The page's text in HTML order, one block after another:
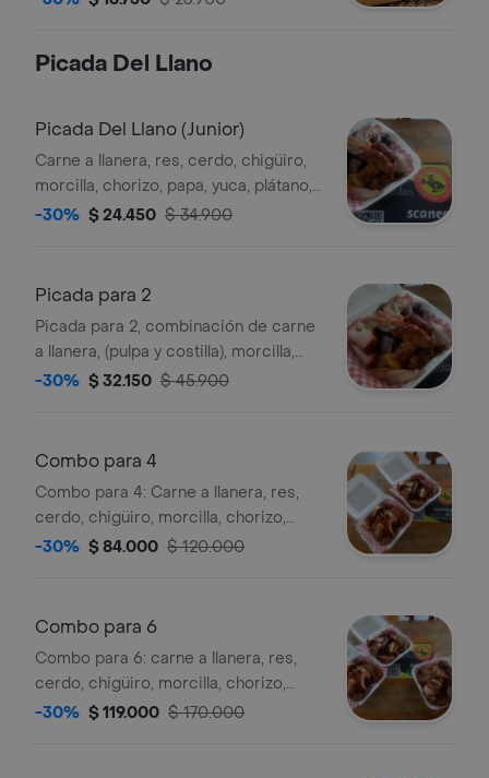
Picada Del Llano
Picada Del Llano (Junior)
Carne a llanera, res, cerdo, chigüiro,
morcilla, chorizo, papa, yuca, plátano,
guacamole .
-30% $ 24.450 $ 34.900
Picada para 2
Picada para 2, combinación de carne
a llanera, (pulpa y costilla), morcilla,
chorizo llanero, acompañado de papa,
-30% $ 32.150 $ 45.900
Combo para 4
Combo para 4: Carne a llanera, res,
cerdo, chigüiro, morcilla, chorizo,
acompañado de papa, yuca, plátano y
-30% $ 84.000 $ 120.000
Combo para 6
Combo para 6: carne a llanera, res,
cerdo, chigüiro, morcilla, chorizo,
papa, yuca, plátano y guacamole.
-30% $ 119.000 $ 170.000